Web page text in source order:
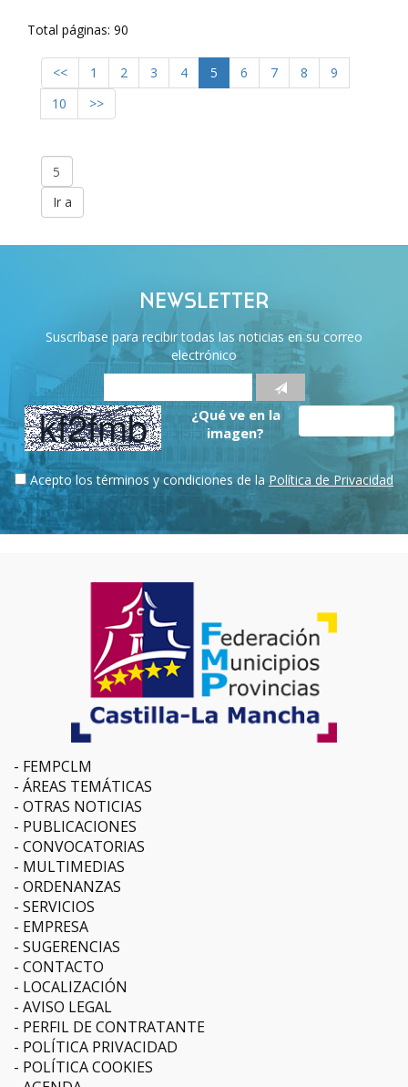
Total páginas: 90
<< 1 2 3 4 5 6 7 8
9
10
>>
NEWSLETTER
Suscríbase para recibir todas las noticias en su correo
electrónico
¿Qué ve en la
imagen?
Acepto los términos y condiciones de la Política de Privacidad
FEMPCLM
ÁREAS TEMÁTICAS
OTRAS NOTICIAS
PUBLICACIONES
CONVOCATORIAS
MULTIMEDIAS
ORDENANZAS
SERVICIOS
EMPRESA
SUGERENCIAS
CONTACTO
LOCALIZACIÓN
AVISO LEGAL
PERFIL DE CONTRATANTE
POLÍTICA PRIVACIDAD
POLÍTICA COOKIES